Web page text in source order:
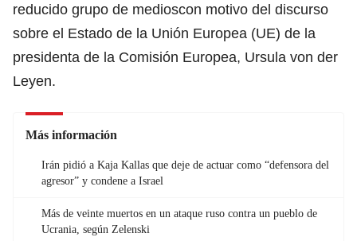
reducido grupo de medioscon motivo del discurso
sobre el Estado de la Unión Europea (UE) de la
presidenta de la Comisión Europea, Ursula von der
Leyen.
Más información
Irán pidió a Kaja Kallas que deje de actuar como “defensora del
agresor” y condene a Israel
Más de veinte muertos en un ataque ruso contra un pueblo de
Ucrania, según Zelenski